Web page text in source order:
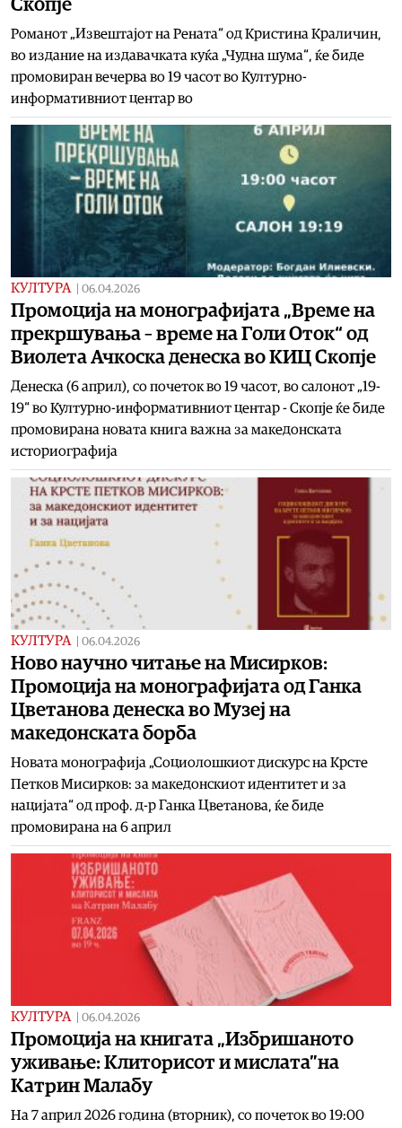
Скопје
Романот „Извештајот на Рената“ од Кристина Краличин,
во издание на издавачката куќа „Чудна шума“, ќе биде
промовиран вечерва во 19 часот во Културно-
информативниот центар во
КУЛТУРА 06.04.2026
Промоција на монографијата „Време на
прекршувања – време на Голи Оток“ од
Виолета Ачкоска денеска во КИЦ Скопје
Денеска (6 април), со почеток во 19 часот, во салонот „19-
19“ во Културно-информативниот центар - Скопје ќе биде
промовирана новата книга важна за македонската
историографија
КУЛТУРА 06.04.2026
Ново научно читање на Мисирков:
Промоција на монографијата од Ганка
Цветанова денеска во Музеј на
македонската борба
Новата монографија „Социолошкиот дискурс на Крсте
Петков Мисирков: за македонскиот идентитет и за
нацијата“ од проф. д-р Ганка Цветанова, ќе биде
промовирана на 6 април
КУЛТУРА 06.04.2026
Промоција на книгата „Избришаното
уживање: Клиторисот и мислата”на
Катрин Малабу
На 7 април 2026 година (вторник), со почеток во 19:00